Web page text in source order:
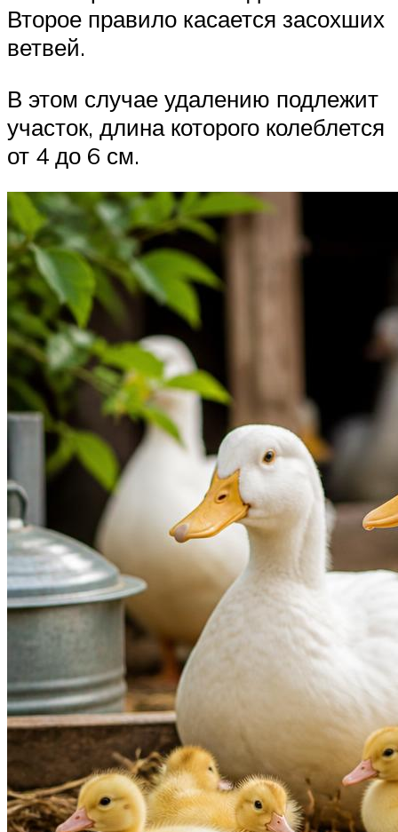
Второе правило касается засохших
ветвей.
В этом случае удалению подлежит
участок, длина которого колеблется
от 4 до 6 см.